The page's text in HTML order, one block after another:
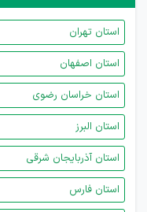
استان تهران
استان اصفهان
استان خراسان رضوی
استان البرز
استان آذربایجان شرقی
استان فارس